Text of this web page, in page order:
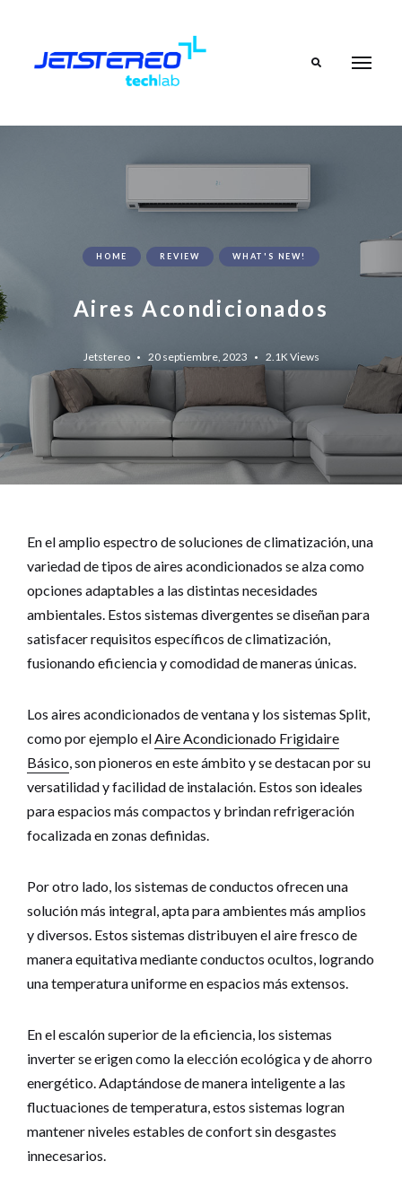
HOME REVIEW WHAT'S NEW!
Aires Acondicionados
Jetstereo 20 septiembre, 2023 2.1K Views
En el amplio espectro de soluciones de climatización, una
variedad de tipos de aires acondicionados se alza como
opciones adaptables a las distintas necesidades
ambientales. Estos sistemas divergentes se diseñan para
satisfacer requisitos específicos de climatización,
fusionando eficiencia y comodidad de maneras únicas.
Los aires acondicionados de ventana y los sistemas Split,
como por ejemplo elAire Acondicionado Frigidaire
Básico, son pioneros en este ámbito y se destacan por su
versatilidad y facilidad de instalación. Estos son ideales
para espacios más compactos y brindan refrigeración
focalizada en zonas definidas.
Por otro lado, los sistemas de conductos ofrecen una
solución más integral, apta para ambientes más amplios
y diversos. Estos sistemas distribuyen el aire fresco de
manera equitativa mediante conductos ocultos, logrando
una temperatura uniforme en espacios más extensos.
En el escalón superior de la eficiencia, los sistemas
inverter se erigen como la elección ecológica y de ahorro
energético. Adaptándose de manera inteligente a las
fluctuaciones de temperatura, estos sistemas logran
mantener niveles estables de confort sin desgastes
innecesarios.